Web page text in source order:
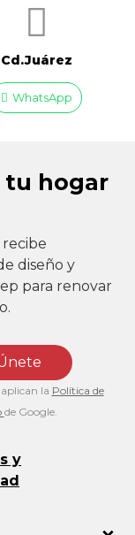
Cd.Juárez
WhatsApp
tu hogar
diseño y
para renovar
la Política de
de Google.
y